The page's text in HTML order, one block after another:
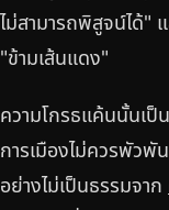
ไม่สามารถพิสูจน์ได้"
"ข้ามเส้นแดง"
ความโกรธแค้นนั้นเป็
การเมืองไม่ควรพัวพั
อย่างไม่เป็นธรรมจาก